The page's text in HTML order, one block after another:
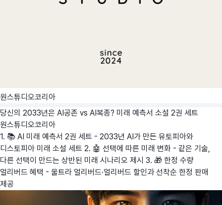
원스튜디오코리아
당신의 2033년은 AI공존 vs AI복종? 미래 예측서 소설 2권 세트
원스튜디오코리아
1. 📚 AI 미래 예측서 2권 세트 - 2033년 AI가 만든 유토피아와
디스토피아 미래 소설 세트 2. 🤖 선택에 따른 미래 변화 - 같은 기술,
다른 선택이 만드는 상반된 미래 시나리오 제시 3. 🎁 한정 수량
얼리버드 혜택 - 울트라 얼리버드·얼리버드 할인과 선착순 한정 판매
제공